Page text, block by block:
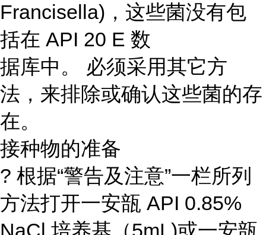
Francisella)，这些菌没有包
括在 API 20 E 数
据库中。 必须采用其它方
法，来排除或确认这些菌的存
在。
接种物的准备
? 根据“警告及注意”一栏所列
方法打开一安瓿 API 0.85%
NaCl 培养基（5mL)或一安瓿